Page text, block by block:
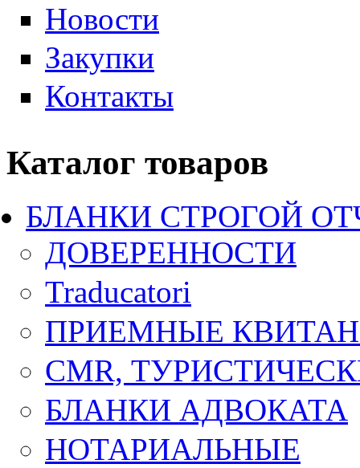
Новости
Закупки
Контакты
Каталог товаров
БЛАНКИ СТРОГОЙ
ДОВЕРЕННОСТИ
Traducatori
ПРИЕМНЫЕ
CMR,
БЛАНКИ АДВОКАТА
НОТАРИАЛЬНЫЕ